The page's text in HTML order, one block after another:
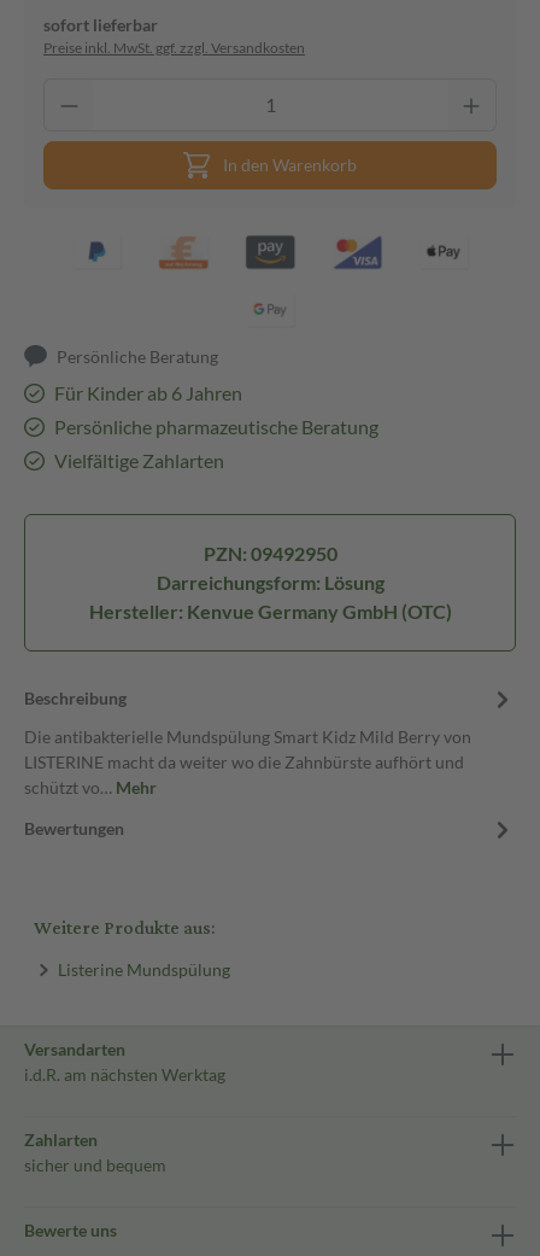
sofort lieferbar
Preise inkl. MwSt. ggf. zzgl. Versandkosten
In den Warenkorb
Persönliche Beratung
Für Kinder ab 6 Jahren
Persönliche pharmazeutische Beratung
Vielfältige Zahlarten
PZN: 09492950
Darreichungsform: Lösung
Hersteller: Kenvue Germany GmbH (OTC)
Beschreibung
Die antibakterielle Mundspülung Smart Kidz Mild Berry von
LISTERINE macht da weiter wo die Zahnbürste aufhört und
schützt vo… Mehr
Bewertungen
Weitere Produkte aus:
Listerine Mundspülung
Versandarten
i.d.R. am nächsten Werktag
Zahlarten
sicher und bequem
Bewerte uns